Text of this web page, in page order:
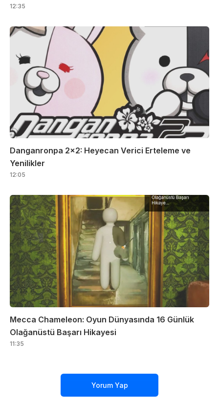
12:35
Danganronpa 2×2: Heyecan Verici Erteleme ve
Yenilikler
12:05
Mecca Chameleon: Oyun Dünyasında 16 Günlük
Olağanüstü Başarı Hikayesi
11:35
Yorum Yap